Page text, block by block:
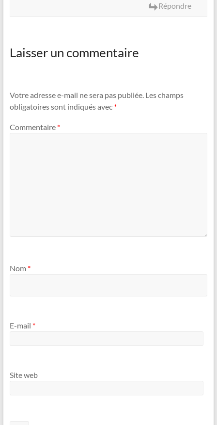
Répondre
Laisser un commentaire
Votre adresse e-mail ne sera pas publiée. Les champs
obligatoires sont indiqués avec *
Commentaire *
Nom *
E-mail *
Site web